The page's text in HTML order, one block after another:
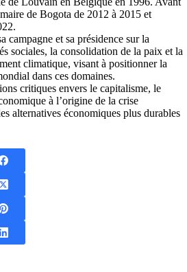
de Bogota de 2012 à 2015 et
campagne et sa présidence sur la
sociales, la consolidation de la paix et la
climatique, visant à positionner la
dans ces domaines.
critiques envers le capitalisme, le
à l’origine de la crise
alternatives économiques plus durables